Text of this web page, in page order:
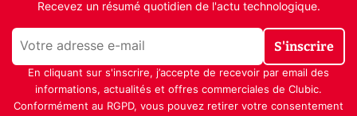
Recevez un résumé quotidien de l'actu technologique.
S'inscrire
En cliquant sur s'inscrire, j’accepte de recevoir par email des
informations, actualités et offres commerciales de Clubic.
Conformément au RGPD, vous pouvez retirer votre consentement